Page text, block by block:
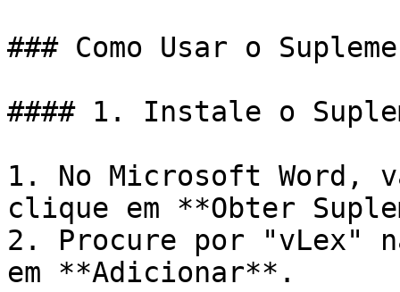
### Como Usar o
#### 1. Instale o
1. No Microsoft
clique em **Obter
2. Procure por "vLex"
em **Adicionar**.